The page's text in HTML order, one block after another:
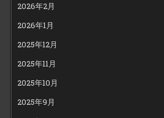
2026年2月
2026年1月
2025年12月
2025年11月
2025年10月
2025年9月